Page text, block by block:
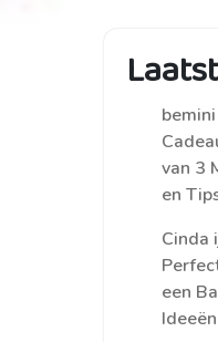
bemini
van 3
en
Cinda
een